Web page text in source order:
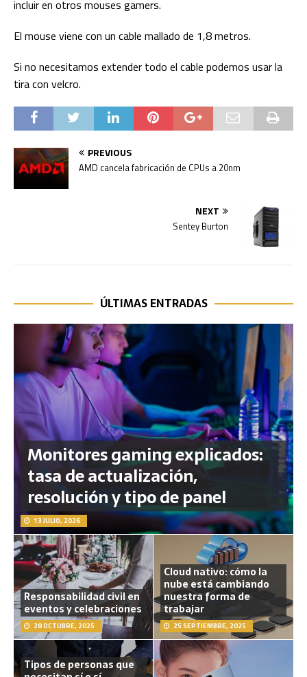
incluir en otros mouses gamers.
El mouse viene con un cable mallado de 1,8 metros.
Si no necesitamos extender todo el cable podemos usar la
tira con velcro.
PREVIOUS
AMD cancela fabricación de CPUs a 20nm
NEXT
Sentey Burton
ÚLTIMAS ENTRADAS
Monitores gaming explicados:
tasa de actualización,
resolución y tipo de panel
13 JULIO, 2026
Responsabilidad civil en
eventos y celebraciones
28 OCTUBRE, 2025
Cloud nativo: cómo la
nube está cambiando
nuestra forma de
trabajar
25 SEPTIEMBRE, 2025
Tipos de personas que